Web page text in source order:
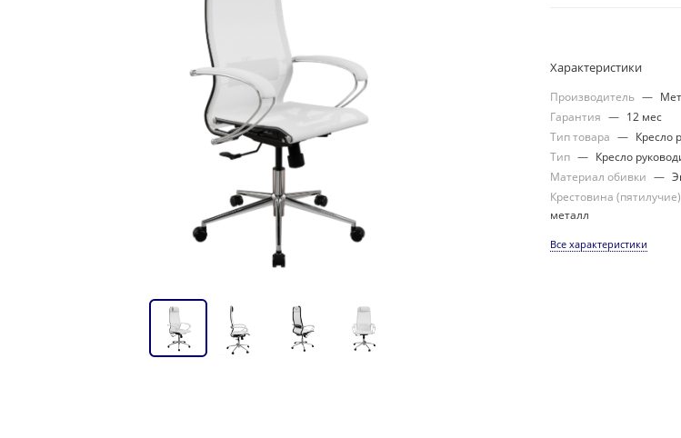
Характеристики
Производитель —
Гарантия — 12 мес
Тип товара — Кресло
Тип — Кресло
Материал обивки —
Крестовина (пятилучие)
металл
Все характеристики